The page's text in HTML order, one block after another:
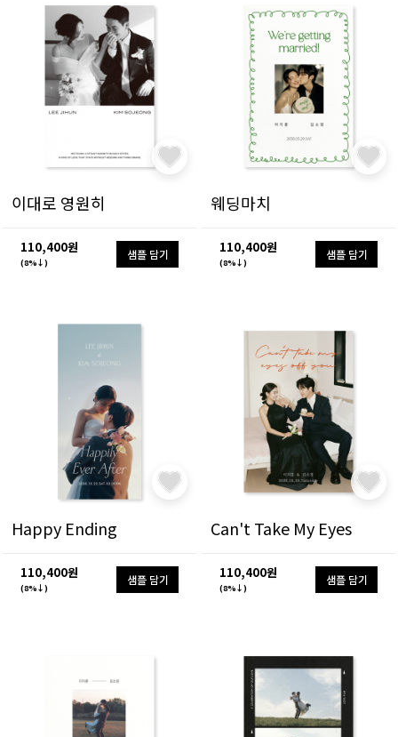
이대로 영원히
110,400원
(8%↓)
샘플 담기
웨딩마치
110,400원
(8%↓)
샘플 담기
Happy Ending
110,400원
(8%↓)
샘플 담기
Can't Take My Eyes
110,400원
(8%↓)
샘플 담기